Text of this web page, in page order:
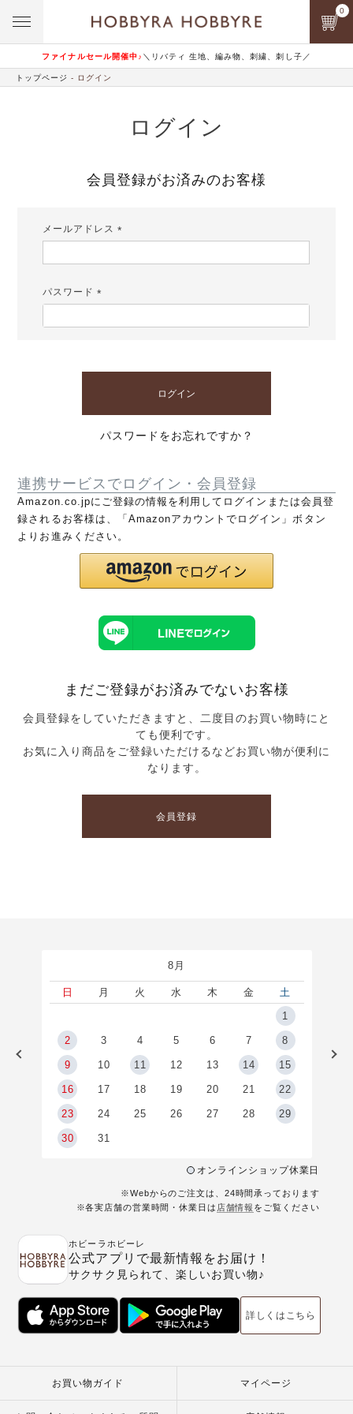
ファイナルセール開催中♪ ＼リバティ 生地、編み物、刺繍、刺し子／
0
トップページ ログイン
ログイン
会員登録がお済みのお客様
メールアドレス
パスワード
ログイン
パスワードをお忘れですか？
連携サービスでログイン・会員登録
Amazon.co.jpにご登録の情報を利用してログインまたは会員登
録されるお客様は、「Amazonアカウントでログイン」ボタン
よりお進みください。
まだご登録がお済みでないお客様
会員登録をしていただきますと、二度目のお買い物時にと
ても便利です。
お気に入り商品をご登録いただけるなどお買い物が便利に
なります。
会員登録
8月
日 月 火 水 木 金
土
1
2 3 4 5 6 7 8
9 10 11 12 13 14 15
16 17 18 19 20 21 22
23 24 25 26 27 28 29
30 31
オンラインショップ休業日
※Webからのご注文は、24時間承っております
※各実店舗の営業時間・休業日は 店舗情報 をご覧ください
ホビーラホビーレ
公式アプリで最新情報をお届け！
サクサク見られて、楽しいお買い物♪
詳しくはこちら
お買い物ガイド マイページ